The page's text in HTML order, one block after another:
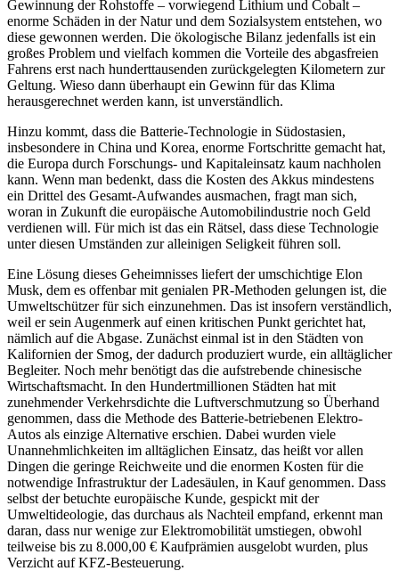
Gewinnung der Rohstoffe – vorwiegend Lithium und Cobalt –
enorme Schäden in der Natur und dem Sozialsystem entstehen, wo
diese gewonnen werden. Die ökologische Bilanz jedenfalls ist ein
großes Problem und vielfach kommen die Vorteile des abgasfreien
Fahrens erst nach hunderttausenden zurückgelegten Kilometern zur
Geltung. Wieso dann überhaupt ein Gewinn für das Klima
herausgerechnet werden kann, ist unverständlich.
Hinzu kommt, dass die Batterie-Technologie in Südostasien,
insbesondere in China und Korea, enorme Fortschritte gemacht hat,
die Europa durch Forschungs- und Kapitaleinsatz kaum nachholen
kann. Wenn man bedenkt, dass die Kosten des Akkus mindestens
ein Drittel des Gesamt-Aufwandes ausmachen, fragt man sich,
woran in Zukunft die europäische Automobilindustrie noch Geld
verdienen will. Für mich ist das ein Rätsel, dass diese Technologie
unter diesen Umständen zur alleinigen Seligkeit führen soll.
Eine Lösung dieses Geheimnisses liefert der umschichtige Elon
Musk, dem es offenbar mit genialen PR-Methoden gelungen ist, die
Umweltschützer für sich einzunehmen. Das ist insofern verständlich,
weil er sein Augenmerk auf einen kritischen Punkt gerichtet hat,
nämlich auf die Abgase. Zunächst einmal ist in den Städten von
Kalifornien der Smog, der dadurch produziert wurde, ein alltäglicher
Begleiter. Noch mehr benötigt das die aufstrebende chinesische
Wirtschaftsmacht. In den Hundertmillionen Städten hat mit
zunehmender Verkehrsdichte die Luftverschmutzung so Überhand
genommen, dass die Methode des Batterie-betriebenen Elektro-
Autos als einzige Alternative erschien. Dabei wurden viele
Unannehmlichkeiten im alltäglichen Einsatz, das heißt vor allen
Dingen die geringe Reichweite und die enormen Kosten für die
notwendige Infrastruktur der Ladesäulen, in Kauf genommen. Dass
selbst der betuchte europäische Kunde, gespickt mit der
Umweltideologie, das durchaus als Nachteil empfand, erkennt man
daran, dass nur wenige zur Elektromobilität umstiegen, obwohl
teilweise bis zu 8.000,00 € Kaufprämien ausgelobt wurden, plus
Verzicht auf KFZ-Besteuerung.